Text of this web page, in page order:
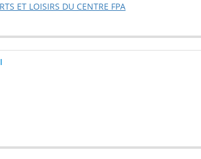
ET LOISIRS DU CENTRE FPA